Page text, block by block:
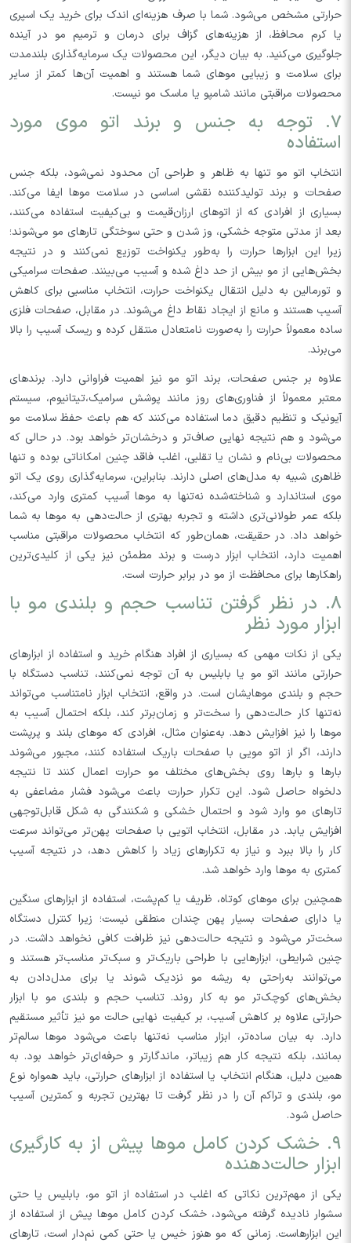
حرارتی مشخص می‌شود. شما با صرف هزینه‌ای اندک برای خرید یک اسپری
یا کرم محافظ، از هزینه‌های گزاف برای درمان و ترمیم مو در آینده
جلوگیری می‌کنید. به بیان دیگر، این محصولات یک سرمایه‌گذاری بلندمدت
برای سلامت و زیبایی موهای شما هستند و اهمیت آن‌ها کمتر از سایر
محصولات مراقبتی مانند شامپو یا ماسک مو نیست.
۷. توجه به جنس و برند اتو موی مورد
استفاده
انتخاب اتو مو تنها به ظاهر و طراحی آن محدود نمی‌شود، بلکه جنس
صفحات و برند تولیدکننده نقشی اساسی در سلامت موها ایفا می‌کند.
بسیاری از افرادی که از اتوهای ارزان‌قیمت و بی‌کیفیت استفاده می‌کنند،
بعد از مدتی متوجه خشکی، وز شدن و حتی سوختگی تارهای مو می‌شوند؛
زیرا این ابزارها حرارت را به‌طور یکنواخت توزیع نمی‌کنند و در نتیجه
بخش‌هایی از مو بیش از حد داغ شده و آسیب می‌بینند. صفحات سرامیکی
و تورمالین به دلیل انتقال یکنواخت حرارت، انتخاب مناسبی برای کاهش
آسیب هستند و مانع از ایجاد نقاط داغ می‌شوند. در مقابل، صفحات فلزی
ساده معمولاً حرارت را به‌صورت نامتعادل منتقل کرده و ریسک آسیب را بالا
می‌برند.
علاوه بر جنس صفحات، برند اتو مو نیز اهمیت فراوانی دارد. برندهای
معتبر معمولاً از فناوری‌های روز مانند پوشش سرامیک،تیتانیوم، سیستم
آیونیک و تنظیم دقیق دما استفاده می‌کنند که هم باعث حفظ سلامت مو
می‌شود و هم نتیجه نهایی صاف‌تر و درخشان‌تر خواهد بود. در حالی که
محصولات بی‌نام و نشان یا تقلبی، اغلب فاقد چنین امکاناتی بوده و تنها
ظاهری شبیه به مدل‌های اصلی دارند. بنابراین، سرمایه‌گذاری روی یک اتو
موی استاندارد و شناخته‌شده نه‌تنها به موها آسیب کمتری وارد می‌کند،
بلکه عمر طولانی‌تری داشته و تجربه بهتری از حالت‌دهی به موها به شما
خواهد داد. در حقیقت، همان‌طور که انتخاب محصولات مراقبتی مناسب
اهمیت دارد، انتخاب ابزار درست و برند مطمئن نیز یکی از کلیدی‌ترین
راهکارها برای محافظت از مو در برابر حرارت است.
۸. در نظر گرفتن تناسب حجم و بلندی مو با
ابزار مورد نظر
یکی از نکات مهمی که بسیاری از افراد هنگام خرید و استفاده از ابزارهای
حرارتی مانند اتو مو یا بابلیس به آن توجه نمی‌کنند، تناسب دستگاه با
حجم و بلندی موهایشان است. در واقع، انتخاب ابزار نامتناسب می‌تواند
نه‌تنها کار حالت‌دهی را سخت‌تر و زمان‌برتر کند، بلکه احتمال آسیب به
موها را نیز افزایش دهد. به‌عنوان مثال، افرادی که موهای بلند و پرپشت
دارند، اگر از اتو مویی با صفحات باریک استفاده کنند، مجبور می‌شوند
بارها و بارها روی بخش‌های مختلف مو حرارت اعمال کنند تا نتیجه
دلخواه حاصل شود. این تکرار حرارت باعث می‌شود فشار مضاعفی به
تارهای مو وارد شود و احتمال خشکی و شکنندگی به شکل قابل‌توجهی
افزایش یابد. در مقابل، انتخاب اتویی با صفحات پهن‌تر می‌تواند سرعت
کار را بالا ببرد و نیاز به تکرارهای زیاد را کاهش دهد، در نتیجه آسیب
کمتری به موها وارد خواهد شد.
همچنین برای موهای کوتاه، ظریف یا کم‌پشت، استفاده از ابزارهای سنگین
یا دارای صفحات بسیار پهن چندان منطقی نیست؛ زیرا کنترل دستگاه
سخت‌تر می‌شود و نتیجه حالت‌دهی نیز ظرافت کافی نخواهد داشت. در
چنین شرایطی، ابزارهایی با طراحی باریک‌تر و سبک‌تر مناسب‌تر هستند و
می‌توانند به‌راحتی به ریشه مو نزدیک شوند یا برای مدل‌دادن به
بخش‌های کوچک‌تر مو به کار روند. تناسب حجم و بلندی مو با ابزار
حرارتی علاوه بر کاهش آسیب، بر کیفیت نهایی حالت مو نیز تأثیر مستقیم
دارد. به بیان ساده‌تر، ابزار مناسب نه‌تنها باعث می‌شود موها سالم‌تر
بمانند، بلکه نتیجه کار هم زیباتر، ماندگارتر و حرفه‌ای‌تر خواهد بود. به
همین دلیل، هنگام انتخاب یا استفاده از ابزارهای حرارتی، باید همواره نوع
مو، بلندی و تراکم آن را در نظر گرفت تا بهترین تجربه و کمترین آسیب
حاصل شود.
۹. خشک کردن کامل موها پیش از به‌ کارگیری
ابزار حالت‌دهنده
یکی از مهم‌ترین نکاتی که اغلب در استفاده از اتو مو، بابلیس یا حتی
سشوار نادیده گرفته می‌شود، خشک کردن کامل موها پیش از استفاده از
این ابزارهاست. زمانی که مو هنوز خیس یا حتی کمی نم‌دار است، تارهای